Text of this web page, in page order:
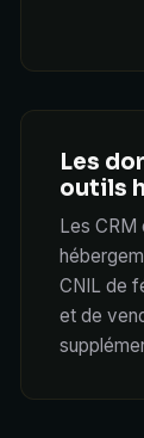
Les
outils
Les CRM
CNIL de
et de